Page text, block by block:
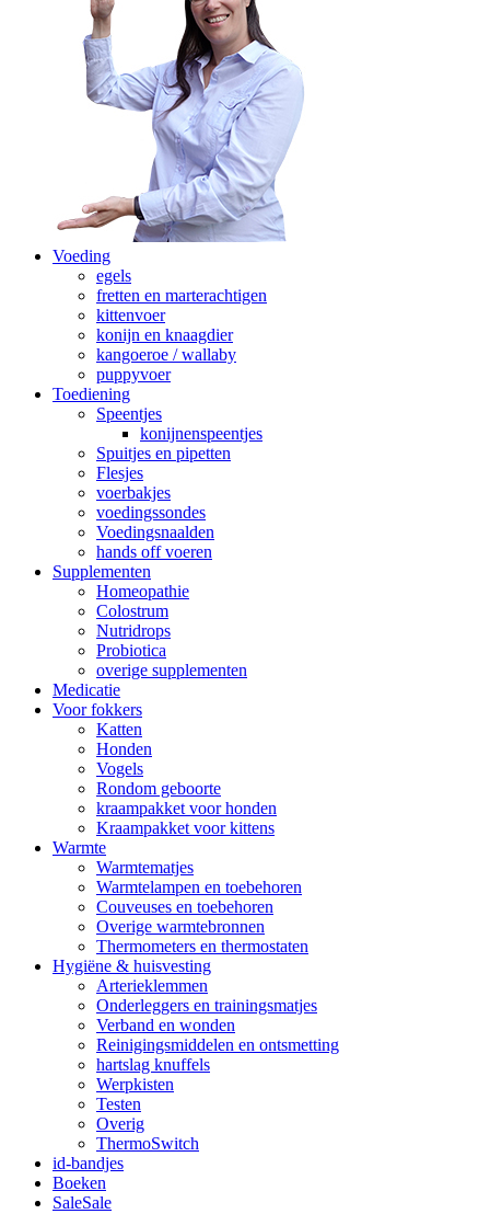
Voeding
egels
fretten en marterachtigen
kittenvoer
konijn en knaagdier
kangoeroe / wallaby
puppyvoer
Toediening
Speentjes
konijnenspeentjes
Spuitjes en pipetten
Flesjes
voerbakjes
voedingssondes
Voedingsnaalden
hands off voeren
Supplementen
Homeopathie
Colostrum
Nutridrops
Probiotica
overige supplementen
Medicatie
Voor fokkers
Katten
Honden
Vogels
Rondom geboorte
kraampakket voor honden
Kraampakket voor kittens
Warmte
Warmtematjes
Warmtelampen en toebehoren
Couveuses en toebehoren
Overige warmtebronnen
Thermometers en thermostaten
Hygiëne & huisvesting
Arterieklemmen
Onderleggers en trainingsmatjes
Verband en wonden
Reinigingsmiddelen en ontsmetting
hartslag knuffels
Werpkisten
Testen
Overig
ThermoSwitch
id-bandjes
Boeken
SaleSale